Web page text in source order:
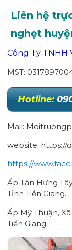
Liên hệ
nghẹt
Công Ty TNHH
MST:
Hotline:
Mail:
website: https://
https://
Ấp Tân Hưng
Tỉnh Tiền Giang.
Ấp Mỹ Thuận,
Tiền Giang.